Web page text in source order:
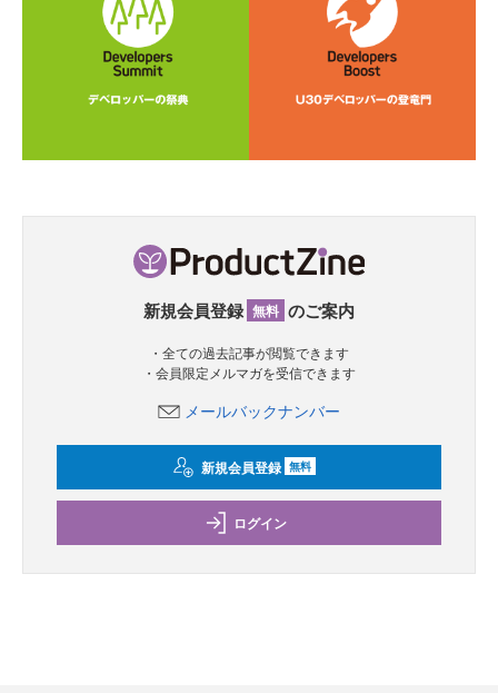
新規会員登録 無料 のご案内
・全ての過去記事が閲覧できます
・会員限定メルマガを受信できます
メールバックナンバー
新規会員登録 無料
ログイン